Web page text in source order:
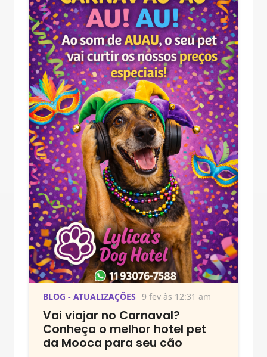
BLOG - ATUALIZAÇÕES 9 fev às 12:31 am
Vai viajar no Carnaval?
Conheça o melhor hotel pet
da Mooca para seu cão